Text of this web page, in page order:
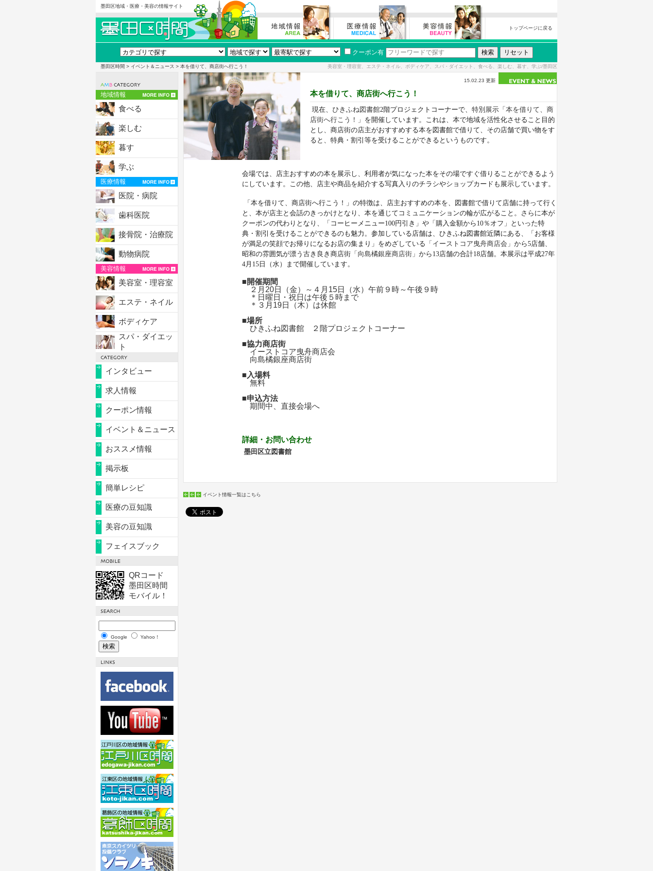
墨田区地域・医療・美容の情報サイト
トップページに戻る
クーポン有
墨田区時間 > イベント＆ニュース > 本を借りて、商店街へ行こう！ 美容室・理容室、エステ・ネイル、ボディケア、スパ・ダイエット、食べる、楽しむ、暮す、学ぶ/墨田区
地域情報
食べる
楽しむ
暮す
学ぶ
医療情報
医院・病院
歯科医院
接骨院・治療院
動物病院
美容情報
美容室・理容室
エステ・ネイル
ボディケア
スパ・ダイエッ
ト
インタビュー
求人情報
クーポン情報
イベント＆ニュース
おススメ情報
掲示板
簡単レシピ
医療の豆知識
美容の豆知識
フェイスブック
QRコード
墨田区時間
モバイル！
Google Yahoo！
15.02.23 更新
本を借りて、商店街へ行こう！
現在、 ひきふね図書館2階プロジェクトコーナーで、 特別展示「本を借りて、商
店街へ行こう！」 を開催しています。これは、本で地域を活性化させること目的
とし、商店街の店主がおすすめする本を図書館で借りて、その店舗で買い物をす
ると、特典・割引等を受けることができるというものです。
会場では、店主おすすめの本を展示し、利用者が気になった本をその場ですぐ借りることができるよう
にしています。この他、店主や商品を紹介する写真入りのチラシやショップカードも展示しています。
「本を借りて、商店街へ行こう！」の特徴は、店主おすすめの本を、図書館で借りて店舗に持って行く
と、本が店主と会話のきっかけとなり、本を通じてコミュニケーションの輪が広がること。さらに本が
クーポンの代わりとなり、「コーヒーメニュー100円引き」や「購入金額から10％オフ」といった特
典・割引を受けることができるのも魅力。参加している店舗は、ひきふね図書館近隣にある、「お客様
が満足の笑顔でお帰りになるお店の集まり」をめざしている
「イーストコア曳舟商店会」 から5店舗、
昭和の雰囲気が漂う古き良き商店街 「向島橘銀座商店街」 から13店舗の合計18店舗。本展示は平成27年
4月15日（水）まで開催しています。
■開催期間
２月20日（金）～４月15日（水）午前９時～午後９時
＊日曜日・祝日は午後５時まで
＊３月19日（木）は休館
■場所
ひきふね図書館 ２階プロジェクトコーナー
■協力商店街
イーストコア曳舟商店会
向島橘銀座商店街
■入場料
無料
■申込方法
期間中、直接会場へ
詳細・お問い合わせ
墨田区立図書館
イベント情報一覧はこちら